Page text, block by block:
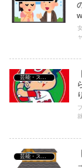
芸能・スポーツ・Youtuber